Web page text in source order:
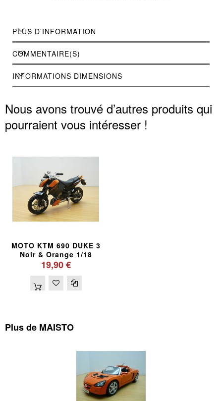
PLUS D’INFORMATION
COMMENTAIRE(S)
INFORMATIONS DIMENSIONS
Nous avons trouvé d’autres produits qui
pourraient vous intéresser !
MOTO KTM 690 DUKE 3
Noir & Orange 1/18
19,90 €
Plus de MAISTO